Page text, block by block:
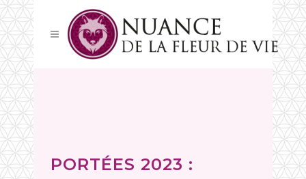
PORTÉES 2023 :